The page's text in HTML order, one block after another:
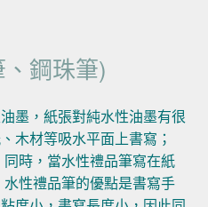
鋼珠筆)
墨，紙張對純水性油墨有很
木材等吸水平面上書寫；
時，當水性禮品筆寫在紙
性禮品筆的優點是書寫手